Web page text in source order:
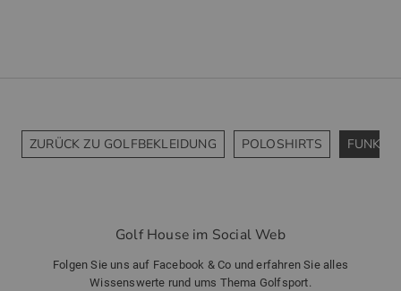
ZURÜCK ZU GOLFBEKLEIDUNG POLOSHIRTS
Golf House im Social Web
Folgen Sie uns auf Facebook & Co und erfahren Sie alles
Wissenswerte rund ums Thema Golfsport.